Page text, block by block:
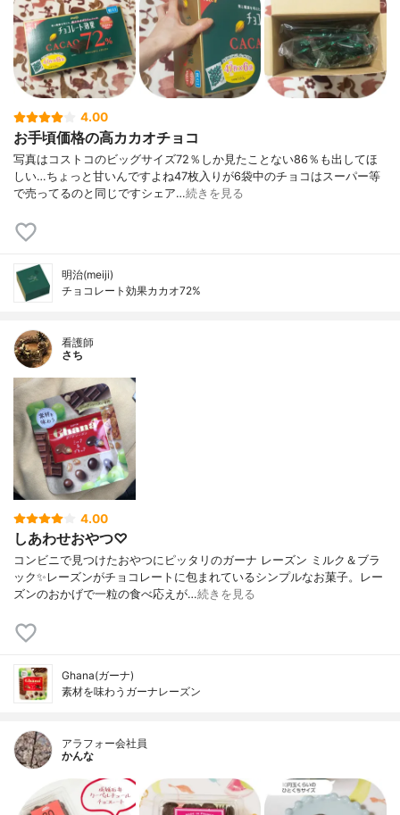
4.00
お手頃価格の高カカオチョコ
写真はコストコのビッグサイズ72％しか見たことない86％も出してほ
しい…ちょっと甘いんですよね47枚入りが6袋中のチョコはスーパー等
で売ってるのと同じですシェア…続きを見る
明治(meiji)
チョコレート効果カカオ72%
看護師
さち
4.00
しあわせおやつ♡
コンビニで見つけたおやつにピッタリのガーナ レーズン ミルク＆ブラ
ック✨レーズンがチョコレートに包まれているシンプルなお菓子。レー
ズンのおかげで一粒の食べ応えが…続きを見る
Ghana(ガーナ)
素材を味わうガーナレーズン
アラフォー会社員
かんな